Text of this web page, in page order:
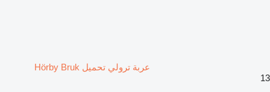
عربة ترولي تحميل Hörby Bruk
13